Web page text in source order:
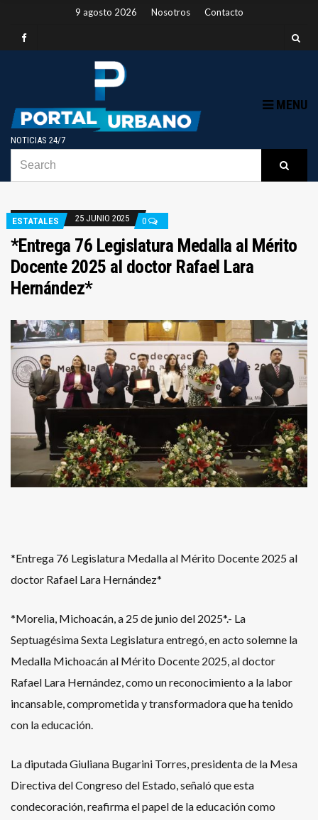
9 agosto 2026 Nosotros Contacto
NOTICIAS 24/7
MENU
ESTATALES 25 JUNIO 2025 0
*Entrega 76 Legislatura Medalla al Mérito
Docente 2025 al doctor Rafael Lara
Hernández*
*Entrega 76 Legislatura Medalla al Mérito Docente 2025 al
doctor Rafael Lara Hernández*
*Morelia, Michoacán, a 25 de junio del 2025*.- La
Septuagésima Sexta Legislatura entregó, en acto solemne la
Medalla Michoacán al Mérito Docente 2025, al doctor
Rafael Lara Hernández, como un reconocimiento a la labor
incansable, comprometida y transformadora que ha tenido
con la educación.
La diputada Giuliana Bugarini Torres, presidenta de la Mesa
Directiva del Congreso del Estado, señaló que esta
condecoración, reafirma el papel de la educación como